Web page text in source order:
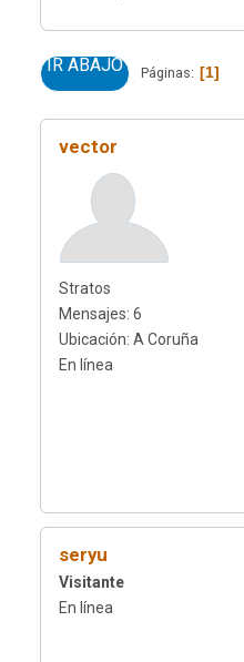
IR ABAJO Páginas 1
vector
Stratos
Mensajes: 6
Ubicación: A Coruña
En línea
seryu
Visitante
En línea